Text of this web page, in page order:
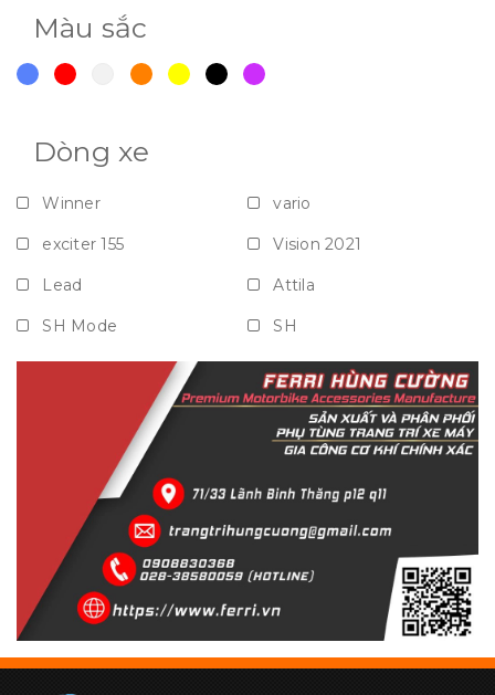
Nắp bảo vệ - Vách ngăn - Dè
Màu sắc
Dòng xe
Winner vario
exciter 155 Vision 2021
Lead Attila
SH Mode SH
Vision Janus
NVX
Airblade
Xe số
Mọi dòng xe